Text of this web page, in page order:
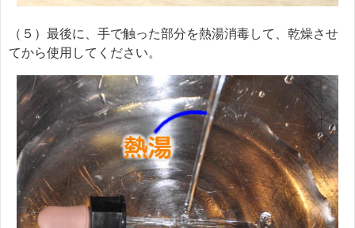
（５）最後に、手で触った部分を熱湯消毒して、乾燥させ
てから使用してください。